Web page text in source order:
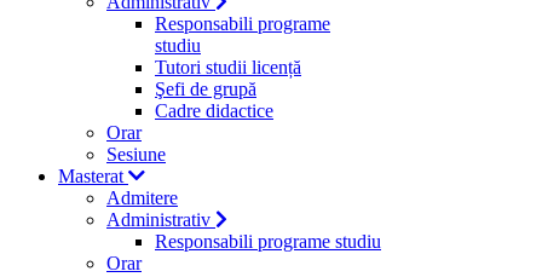
Responsabili programe
studiu
Tutori studii licență
Şefi de grupă
Cadre didactice
Orar
Sesiune
Masterat
Admitere
Administrativ
Responsabili programe studiu
Orar